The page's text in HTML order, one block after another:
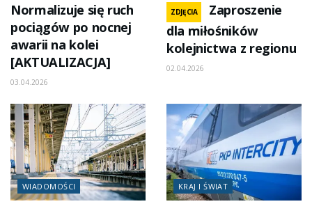
Normalizuje się ruch
pociągów po nocnej
awarii na kolei
[AKTUALIZACJA]
03.04.2026
ZDJĘCIA
Zaproszenie
dla miłośników
kolejnictwa z regionu
02.04.2026
WIADOMOŚCI KRAJ I ŚWIAT